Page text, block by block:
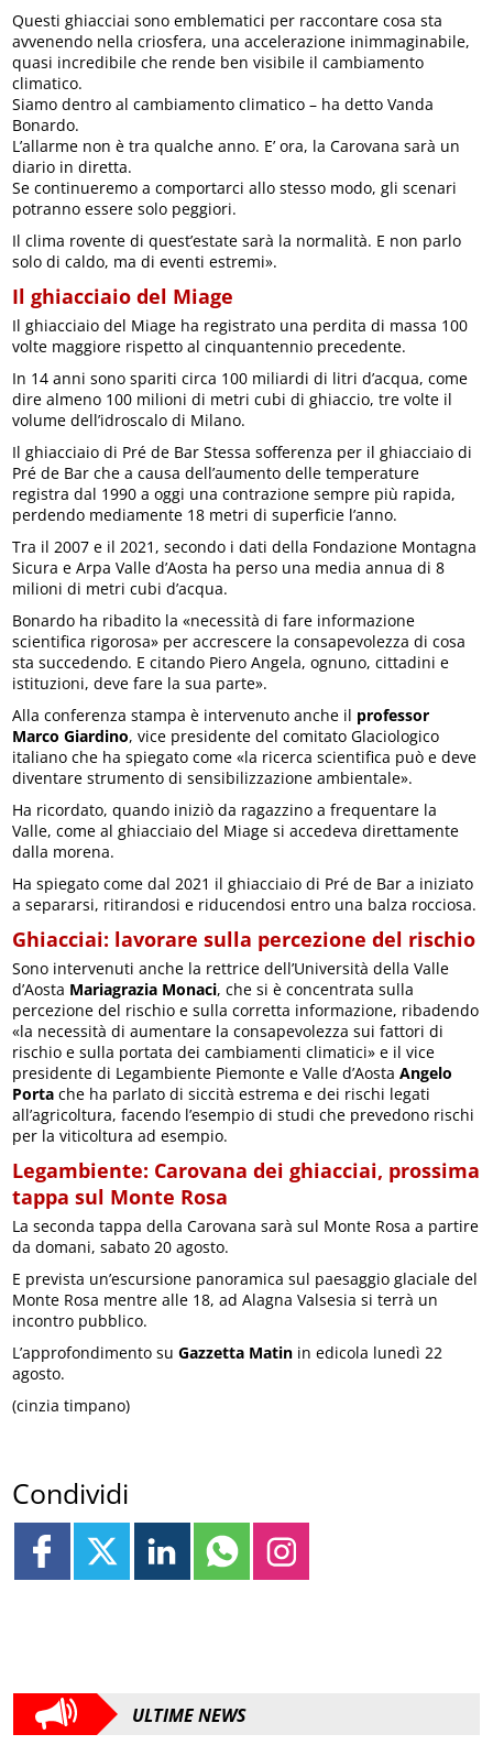
Questi ghiacciai sono emblematici per raccontare cosa sta
avvenendo nella criosfera, una accelerazione inimmaginabile,
quasi incredibile che rende ben visibile il cambiamento
climatico.
Siamo dentro al cambiamento climatico – ha detto Vanda
Bonardo.
L’allarme non è tra qualche anno. E’ ora, la Carovana sarà un
diario in diretta.
Se continueremo a comportarci allo stesso modo, gli scenari
potranno essere solo peggiori.
Il clima rovente di quest’estate sarà la normalità. E non parlo
solo di caldo, ma di eventi estremi».
Il ghiacciaio del Miage
Il ghiacciaio del Miage ha registrato una perdita di massa 100
volte maggiore rispetto al cinquantennio precedente.
In 14 anni sono spariti circa 100 miliardi di litri d’acqua, come
dire almeno 100 milioni di metri cubi di ghiaccio, tre volte il
volume dell’idroscalo di Milano.
Il ghiacciaio di Pré de Bar Stessa sofferenza per il ghiacciaio di
Pré de Bar che a causa dell’aumento delle temperature
registra dal 1990 a oggi una contrazione sempre più rapida,
perdendo mediamente 18 metri di superficie l’anno.
Tra il 2007 e il 2021, secondo i dati della Fondazione Montagna
Sicura e Arpa Valle d’Aosta ha perso una media annua di 8
milioni di metri cubi d’acqua.
Bonardo ha ribadito la «necessità di fare informazione
scientifica rigorosa» per accrescere la consapevolezza di cosa
sta succedendo. E citando Piero Angela, ognuno, cittadini e
istituzioni, deve fare la sua parte».
Alla conferenza stampa è intervenuto anche il professor
Marco Giardino, vice presidente del comitato Glaciologico
italiano che ha spiegato come «la ricerca scientifica può e deve
diventare strumento di sensibilizzazione ambientale».
Ha ricordato, quando iniziò da ragazzino a frequentare la
Valle, come al ghiacciaio del Miage si accedeva direttamente
dalla morena.
Ha spiegato come dal 2021 il ghiacciaio di Pré de Bar a iniziato
a separarsi, ritirandosi e riducendosi entro una balza rocciosa.
Ghiacciai: lavorare sulla percezione del rischio
Sono intervenuti anche la rettrice dell’Università della Valle
d’Aosta Mariagrazia Monaci, che si è concentrata sulla
percezione del rischio e sulla corretta informazione, ribadendo
«la necessità di aumentare la consapevolezza sui fattori di
rischio e sulla portata dei cambiamenti climatici» e il vice
presidente di Legambiente Piemonte e Valle d’AostaAngelo
Porta che ha parlato di siccità estrema e dei rischi legati
all’agricoltura, facendo l’esempio di studi che prevedono rischi
per la viticoltura ad esempio.
Legambiente: Carovana dei ghiacciai, prossima
tappa sul Monte Rosa
La seconda tappa della Carovana sarà sul Monte Rosa a partire
da domani, sabato 20 agosto.
E prevista un’escursione panoramica sul paesaggio glaciale del
Monte Rosa mentre alle 18, ad Alagna Valsesia si terrà un
incontro pubblico.
L’approfondimento suGazzetta Matin in edicola lunedì 22
agosto.
(cinzia timpano)
Condividi
ULTIME NEWS